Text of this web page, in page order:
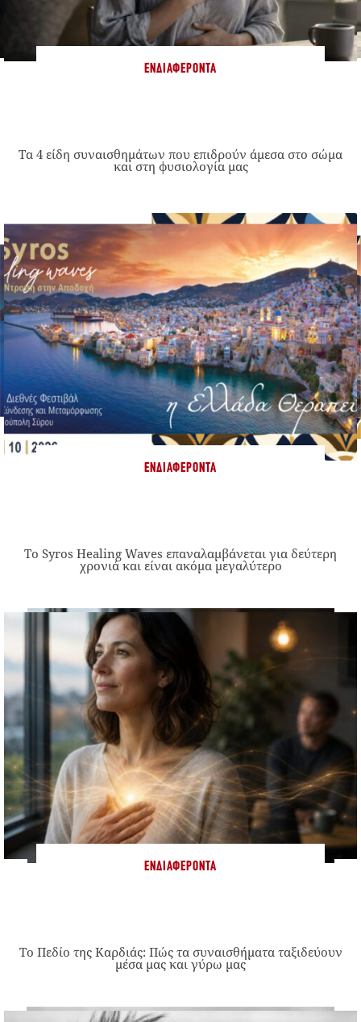
ΕΝΔΙΑΦΈΡΟΝΤΑ
Τα 4 είδη συναισθημάτων που επιδρούν άμεσα στο σώμα
και στη φυσιολογία μας
ΕΝΔΙΑΦΈΡΟΝΤΑ
Το Syros Healing Waves επαναλαμβάνεται για δεύτερη
χρονιά και είναι ακόμα μεγαλύτερο
ΕΝΔΙΑΦΈΡΟΝΤΑ
Το Πεδίο της Καρδιάς: Πώς τα συναισθήματα ταξιδεύουν
μέσα μας και γύρω μας